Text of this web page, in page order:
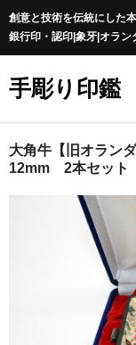
創意と技術を伝統にした
銀行印・認印|象牙|オラ
手彫り印鑑
夢印TOP
印章の本場 山梨
一級印章彫刻技能士
大角牛【旧オラン
12mm 2本セット